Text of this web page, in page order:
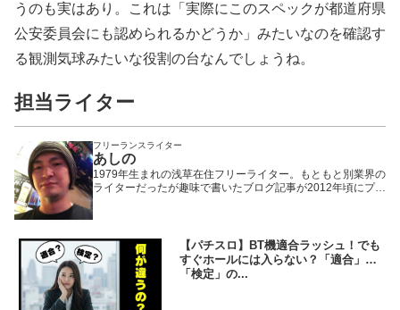
うのも実はあり。これは「実際にこのスペックが都道府県
公安委員会にも認められるかどうか」みたいなのを確認す
る観測気球みたいな役割の台なんでしょうね。
担当ライター
フリーランスライター
あしの
1979年生まれの浅草在住フリーライター。もともと別業界の
ライターだったが趣味で書いたブログ記事が2012年頃にプチ
トーにしているため記事の内容もそっち方面が多め。
【パチスロ】BT機適合ラッシュ！でも
すぐホールには入らない？「適合」と
「検定」の...